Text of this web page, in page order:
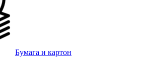
Бумага и картон